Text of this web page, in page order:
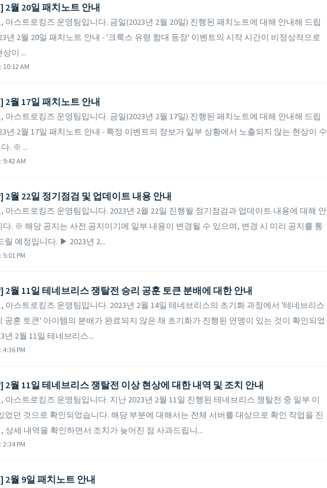
2월 20일 패치노트 안내
아스트로킹즈 운영팀입니다. 금일(2023년 2월 20일) 진행된 패치노트에 대해 안내해 드립
년 2월 20일 패치노트 안내 - '크룩스 유령 함대 등장' 이벤트의 시작 시간이 비정상적으로
이 ...
10:12 AM
2월 17일 패치노트 안내
아스트로킹즈 운영팀입니다. 금일(2023년 2월 17일) 진행된 패치노트에 대해 안내해 드립
년 2월 17일 패치노트 안내 - 특정 이벤트의 정보가 일부 상황에서 노출되지 않는 현상이 수
. ※ ...
9:42 AM
2월 22일 정기점검 및 업데이트 내용 안내
아스트로킹즈 운영팀입니다. 2023년 2월 22일 진행될 정기점검과 업데이트 내용에 대해 안
다. ※ 해당 공지는 사전 공지이기에 일부 내용이 변경될 수 있으며, 변경 시 미리 공지를 통
릴 예정입니다. ▶ 2023년 2...
5:01 PM
2월 11일 테네브리스 쟁탈전 승리 공훈 토큰 분배에 대한 안내
아스트로킹즈 운영팀입니다. 2023년 2월 14일 테네브리스의 초기화 과정에서 '테네브리스
공훈 토큰' 아이템의 분배가 완료되지 않은 채 초기화가 진행된 연맹이 있는 것이 확인되었
년 2월 11일 테네브리스...
4:36 PM
2월 11일 테네브리스 쟁탈전 이상 현상에 대한 내역 및 조치 안내
아스트로킹즈 운영팀입니다. 지난 2023년 2월 11일 진행된 테네브리스 쟁탈전 중 일부 이
었던 것으로 확인되었습니다. 해당 부분에 대해서는 전체 서버를 대상으로 확인 작업을 진
상세 내역을 확인하면서 조치가 늦어진 점 사과드립니...
2:34 PM
2월 9일 패치노트 안내